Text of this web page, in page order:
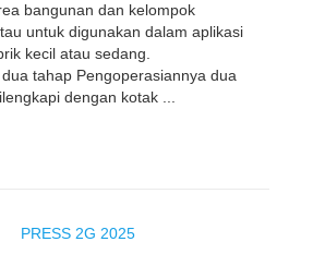
bangunan dan kelompok
untuk digunakan dalam aplikasi
kecil atau sedang.
tahap Pengoperasiannya dua
dengan kotak ...